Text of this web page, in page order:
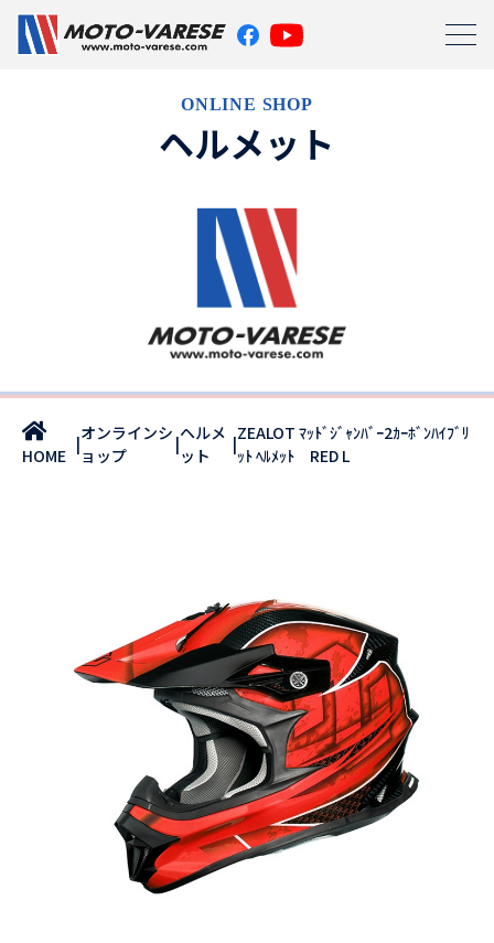
ONLINE SHOP
ヘルメット
HOME
|
オンラインシ
ョップ
|
ヘルメ
ット
|
ZEALOT ﾏｯﾄﾞｼﾞｬﾝﾊﾞｰ2ｶｰﾎﾞﾝﾊｲﾌﾞﾘ
ｯﾄ ﾍﾙﾒｯﾄ RED L